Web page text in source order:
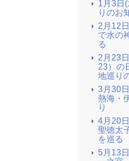
1月3日
りのお
2月12
で水の
る
2月23
23）の
地巡り
3月30
熱海・
り
4月20
聖徳太
を巡る
5月13